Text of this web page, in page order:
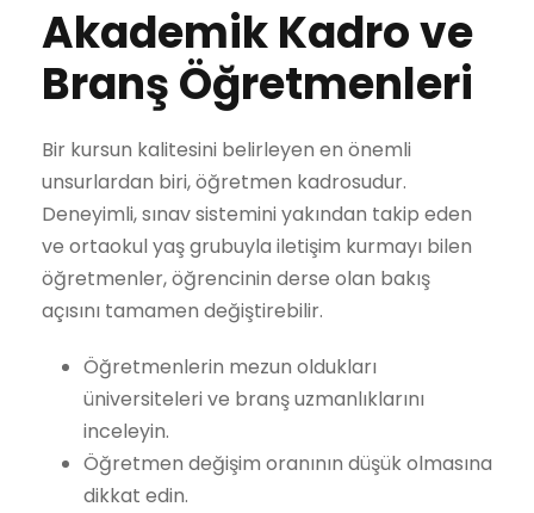
Akademik Kadro ve
Branş Öğretmenleri
Bir kursun kalitesini belirleyen en önemli
unsurlardan biri, öğretmen kadrosudur.
Deneyimli, sınav sistemini yakından takip eden
ve ortaokul yaş grubuyla iletişim kurmayı bilen
öğretmenler, öğrencinin derse olan bakış
açısını tamamen değiştirebilir.
Öğretmenlerin mezun oldukları
üniversiteleri ve branş uzmanlıklarını
inceleyin.
Öğretmen değişim oranının düşük olmasına
dikkat edin.